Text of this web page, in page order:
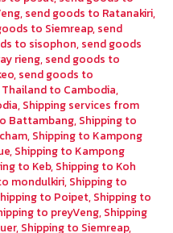
, send goods to Ratanakiri,
to Siemreap, send
to sisophon, send goods
rieng, send goods to
, send goods to
to Cambodia,
, Shipping services from
Battambang, Shipping to
, Shipping to Kampong
, Shipping to Kampong
to Keb, Shipping to Koh
mondulkiri, Shipping to
to Poipet, Shipping to
to preyVeng, Shipping
, Shipping to Siemreap,